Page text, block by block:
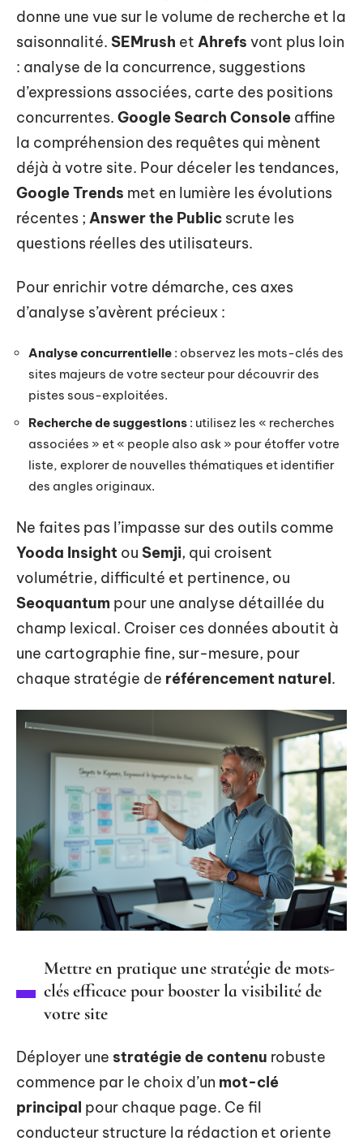
donne une vue sur le volume de recherche et la
saisonnalité. SEMrush et Ahrefs vont plus loin
: analyse de la concurrence, suggestions
d’expressions associées, carte des positions
concurrentes. Google Search Console affine
la compréhension des requêtes qui mènent
déjà à votre site. Pour déceler les tendances,
Google Trends met en lumière les évolutions
récentes ; Answer the Public scrute les
questions réelles des utilisateurs.
Pour enrichir votre démarche, ces axes
d’analyse s’avèrent précieux :
Analyse concurrentielle : observez les mots-clés des
sites majeurs de votre secteur pour découvrir des
pistes sous-exploitées.
Recherche de suggestions : utilisez les « recherches
associées » et « people also ask » pour étoffer votre
liste, explorer de nouvelles thématiques et identifier
des angles originaux.
Ne faites pas l’impasse sur des outils comme
Yooda Insight ou Semji, qui croisent
volumétrie, difficulté et pertinence, ou
Seoquantum pour une analyse détaillée du
champ lexical. Croiser ces données aboutit à
une cartographie fine, sur-mesure, pour
chaque stratégie de référencement naturel.
Mettre en pratique une stratégie de mots-
clés efficace pour booster la visibilité de
votre site
Déployer une stratégie de contenu robuste
commence par le choix d’un mot-clé
principal pour chaque page. Ce fil
conducteur structure la rédaction et oriente